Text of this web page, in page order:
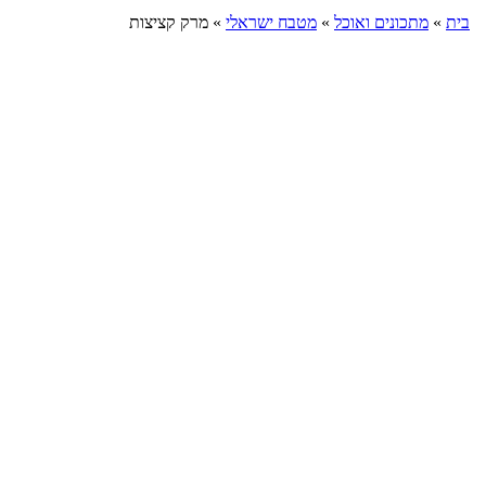
בית » מתכונים ואוכל » מטבח ישראלי » מרק קציצות